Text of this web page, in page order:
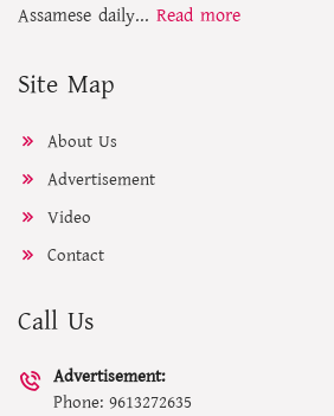
Assamese daily... Read more
Site Map
About Us
Advertisement
Video
Contact
Call Us
Advertisement:
Phone: 9613272635